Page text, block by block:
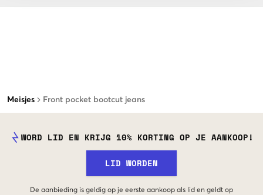
Meisjes Front pocket bootcut jeans
WORD LID EN KRIJG 10% KORTING OP JE AANKOOP!
LID WORDEN
De aanbieding is geldig op je eerste aankoop als lid en geldt op